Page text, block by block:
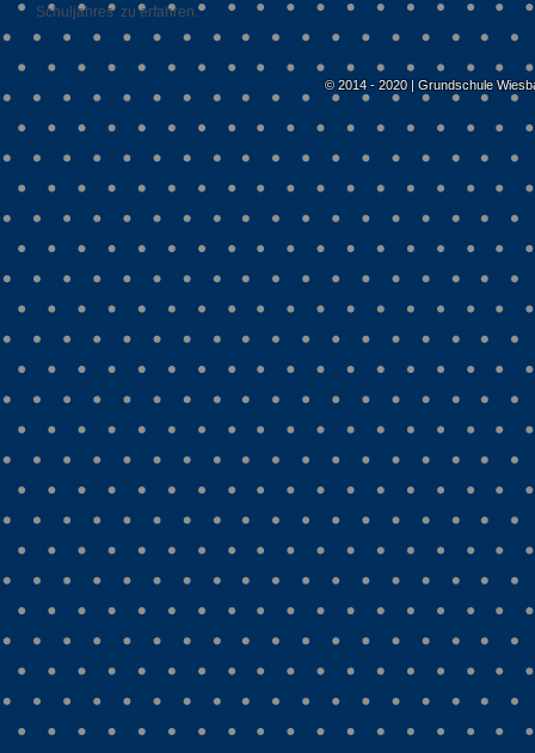
Schuljahres zu erfahren.
© 2014 - 2020 | Grundschule